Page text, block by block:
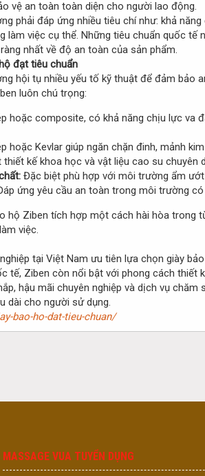
vệ an toàn toàn diện cho người lao động.
phải đáp ứng nhiều tiêu chí như: khả
việc cụ thể. Những tiêu chuẩn quốc tế
nhất về độ an toàn của sản phẩm.
đạt tiêu chuẩn
hội tụ nhiều yếu tố kỹ thuật để đảm bảo
luôn chú trọng:
hoặc composite, có khả năng chịu lực va
hoặc Kevlar giúp ngăn chặn đinh, mảnh
kế khoa học và vật liệu cao su chuyên
Đặc biệt phù hợp với môi trường ẩm
ứng yêu cầu an toàn trong môi trường
hộ Ziben tích hợp một cách hài hòa
việc.
tại Việt Nam ưu tiên lựa chọn giày
tế, Ziben còn nổi bật với phong cách thiết
hậu mãi chuyên nghiệp và dịch vụ
dài cho người sử dụng.
bao-ho-dat-tieu-chuan/
MASSAGE VUA TUYỂN DỤNG